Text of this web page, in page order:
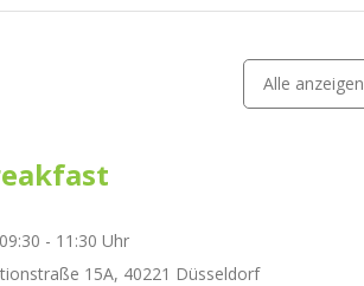
Alle anzeigen
- 11:30 Uhr
15A, 40221 Düsseldorf